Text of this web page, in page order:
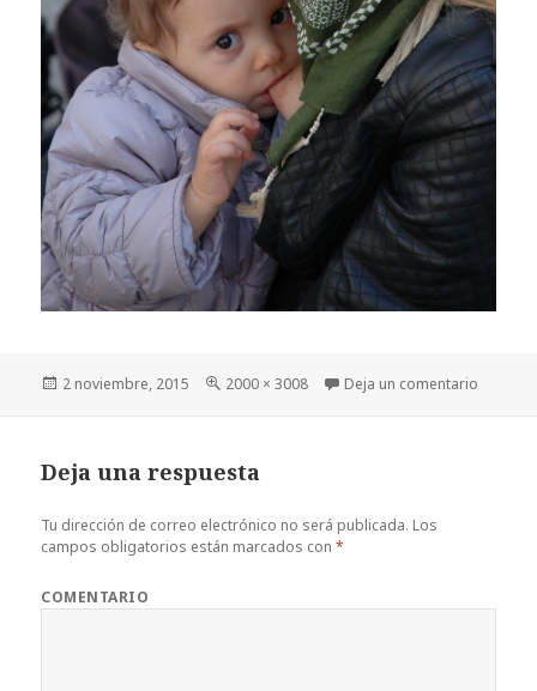
Publicado
2 noviembre, 2015
Tamaño
2000 × 3008 Deja un comentario
Deja una respuesta
Tu dirección de correo electrónico no será publicada. Los
campos obligatorios están marcados con*
COMENTARIO